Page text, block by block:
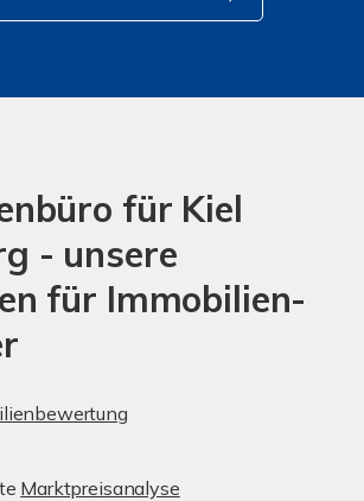
für Kiel
- unsere
für Immobilien-
Marktpreisanalyse